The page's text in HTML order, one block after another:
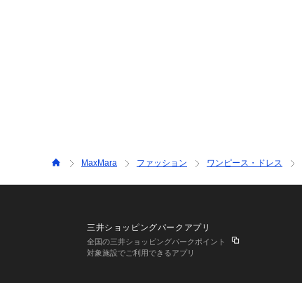
MaxMara ファッション ワンピース・ドレス
三井ショッピングパークアプリ
全国の三井ショッピングパークポイント
対象施設でご利用できるアプリ